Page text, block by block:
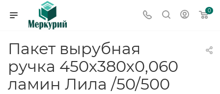
0
Пакет вырубная
ручка 450х380х0,060
ламин Лила /50/500